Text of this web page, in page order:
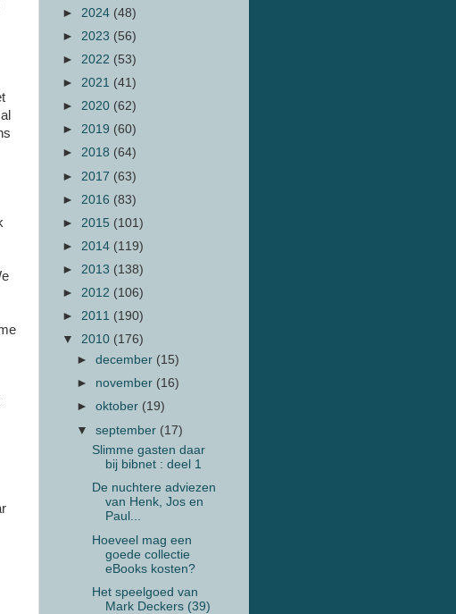
► 2024 (48)
► 2023 (56)
► 2022 (53)
► 2021 (41)
► 2020 (62)
► 2019 (60)
► 2018 (64)
► 2017 (63)
► 2016 (83)
► 2015 (101)
► 2014 (119)
► 2013 (138)
► 2012 (106)
► 2011 (190)
▼ 2010 (176)
►december (15)
► november (16)
►oktober (19)
▼september (17)
Slimme gasten daar
bij bibnet : deel 1
De nuchtere adviezen
van Henk, Jos en
Paul...
Hoeveel mag een
goede collectie
eBooks kosten?
Het speelgoed van
Mark Deckers (39)